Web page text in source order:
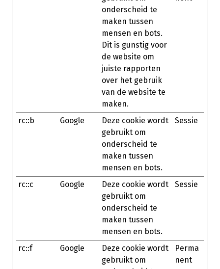
onderscheid te
maken tussen
mensen en bots.
Dit is gunstig voor
de website om
juiste rapporten
over het gebruik
van de website te
maken.
rc::b Google
Deze cookie wordt
gebruikt om
onderscheid te
maken tussen
mensen en bots.
Sessie
rc::c Google
Deze cookie wordt
gebruikt om
onderscheid te
maken tussen
mensen en bots.
Sessie
rc::f Google
Deze cookie wordt
gebruikt om
Perma
nent